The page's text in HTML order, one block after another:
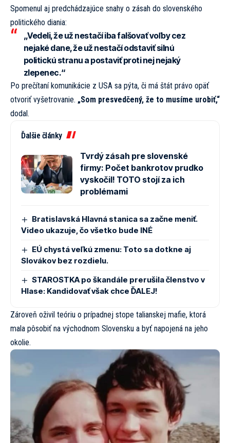
Spomenul aj predchádzajúce snahy o zásah do slovenského
politického diania:
„Vedeli, že už nestačí iba falšovať voľby cez
nejaké dane, že už nestačí odstaviť silnú
politickú stranu a postaviť proti nej nejaký
zlepenec.“
Po prečítaní komunikácie z USA sa pýta, či má štát právo opäť
otvoriť vyšetrovanie. „Som presvedčený, že to musíme urobiť,“
dodal.
Ďalšie články
Tvrdý zásah pre slovenské
firmy: Počet bankrotov prudko
vyskočil! TOTO stojí za ich
problémami
Bratislavská Hlavná stanica sa začne meniť.
Video ukazuje, čo všetko bude INÉ
EÚ chystá veľkú zmenu: Toto sa dotkne aj
Slovákov bez rozdielu.
STAROSTKA po škandále prerušila členstvo v
Hlase: Kandidovať však chce ĎALEJ!
Zároveň oživil teóriu o prípadnej stope talianskej mafie, ktorá
mala pôsobiť na východnom Slovensku a byť napojená na jeho
okolie.